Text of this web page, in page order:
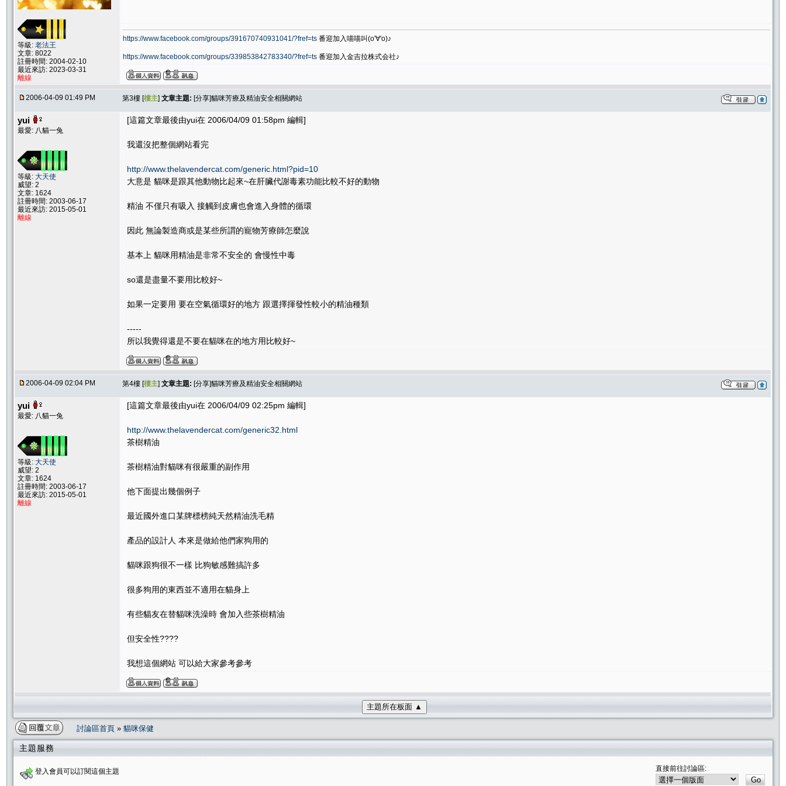
等級: 老法王
文章: 8022
註冊時間: 2004-02-10
最近來訪: 2023-03-31
離線
https://www.facebook.com/groups/391670740931041/?fref=ts 番迎加入喵喵叫(o'∀'o)♪
https://www.facebook.com/groups/339853842783340/?fref=ts 番迎加入金吉拉株式会社♪
2006-04-09 01:49 PM 第3樓 [樓主] 文章主題: [分享]貓咪芳療及精油安全相關網站
yui
最愛: 八貓一兔
等級: 大天使
威望: 2
文章: 1624
註冊時間: 2003-06-17
最近來訪: 2015-05-01
離線
[這篇文章最後由yui在 2006/04/09 01:58pm 編輯]
我還沒把整個網站看完
http://www.thelavendercat.com/generic.html?pid=10
大意是 貓咪是跟其他動物比起來~在肝臟代謝毒素功能比較不好的動物
精油 不僅只有吸入 接觸到皮膚也會進入身體的循環
因此 無論製造商或是某些所謂的寵物芳療師怎麼說
基本上 貓咪用精油是非常不安全的 會慢性中毒
so還是盡量不要用比較好~
如果一定要用 要在空氣循環好的地方 跟選擇揮發性較小的精油種類
-----
所以我覺得還是不要在貓咪在的地方用比較好~
2006-04-09 02:04 PM 第4樓 [樓主] 文章主題: [分享]貓咪芳療及精油安全相關網站
yui
最愛: 八貓一兔
等級: 大天使
威望: 2
文章: 1624
註冊時間: 2003-06-17
最近來訪: 2015-05-01
離線
[這篇文章最後由yui在 2006/04/09 02:25pm 編輯]
http://www.thelavendercat.com/generic32.html
茶樹精油
茶樹精油對貓咪有很嚴重的副作用
他下面提出幾個例子
最近國外進口某牌標榜純天然精油洗毛精
產品的設計人 本來是做給他們家狗用的
貓咪跟狗很不一樣 比狗敏感難搞許多
很多狗用的東西並不適用在貓身上
有些貓友在替貓咪洗澡時 會加入些茶樹精油
但安全性????
我想這個網站 可以給大家參考參考
主題所在板面 ▲
討論區首頁 » 貓咪保健
主題服務
登入會員可以訂閱這個主題 直接前往討論區: